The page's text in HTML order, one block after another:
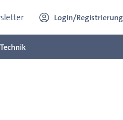
Login/Registrierung